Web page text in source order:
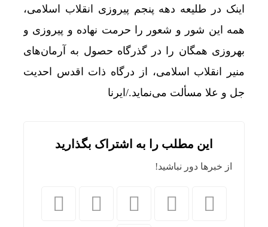
اینک در طلیعه دهه پنجم پیروزی انقلاب اسلامی،
همه این شور و شعور را حرمت نهاده و پیروزی و
بهروزی همگان را در گذرگاه حصول به آرمان‌های
منیر انقلاب اسلامی، از درگاه ذات اقدس احدیت
جل و علا مسألت می‌نماید./ایرنا
این مطلب را به اشتراک بگذارید
از خبرها دور نباشید!